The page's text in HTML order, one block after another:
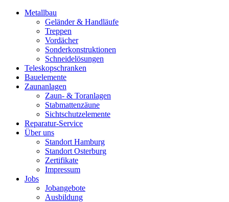
Metallbau
Geländer & Handläufe
Treppen
Vordächer
Sonderkonstruktionen
Schneidelösungen
Teleskopschranken
Bauelemente
Zaunanlagen
Zaun- & Toranlagen
Stabmattenzäune
Sichtschutzelemente
Reparatur-Service
Über uns
Standort Hamburg
Standort Osterburg
Zertifikate
Impressum
Jobs
Jobangebote
Ausbildung